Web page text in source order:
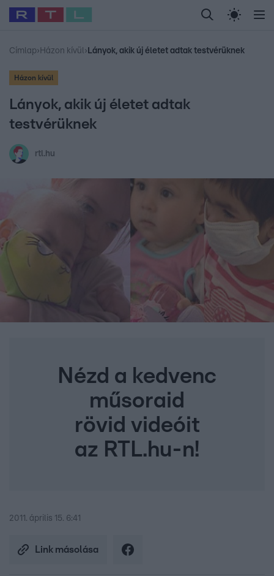
Legfrissebb RTL Híradó Randi Celeb vagyok,
Babits Marcella Most Wanted Gallusz
Címlap› Házon kívül› Lányok, akik új életet adtak testvérüknek
Házon kívül
Lányok, akik új életet adtak
testvérüknek
rtl.hu
Nézd a kedvenc
műsoraid
rövid videóit
az RTL.hu-n!
2011. április 15. 6:41
Link másolása